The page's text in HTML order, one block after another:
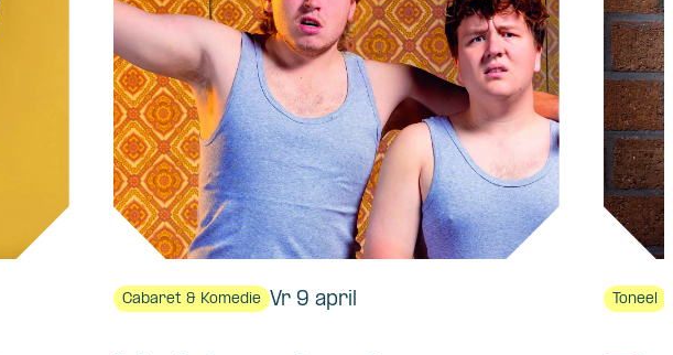
Cabaret & Komedie Vr 9 april Toneel